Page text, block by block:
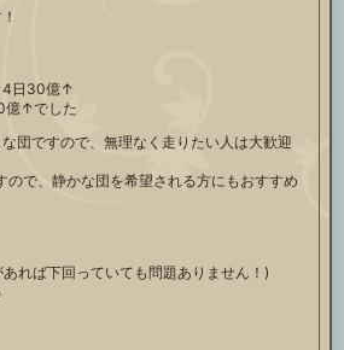
4日30億↑
億↑でした
団ですので、無理なく走りたい人は大歓迎
ので、静かな団を希望される方にもおすすめ
れば下回っていても問題ありません！)